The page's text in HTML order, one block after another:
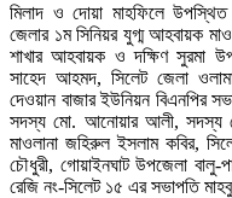
মিলাদ ও দোয়া মাহফিলে উপস্থিত
জেলার ১ম সিনিয়র যুগ্ম আহবায়ক
শাখার আহবায়ক ও দক্ষিণ সুরমা
সাহেদ আহমদ, সিলেট জেলা
দেওয়ান বাজার ইউনিয়ন বিএনপির
সদস্য মো. আনোয়ার আলী, সদস্য
মাওলানা জহিরুল ইসলাম কবির,
চৌধুরী, গোয়াইনঘাট উপজেলা
রেজি নং-সিলেট ১৫ এর সভাপতি